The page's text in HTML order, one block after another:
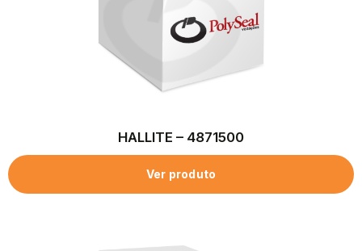
HALLITE – 4871500
Ver produto